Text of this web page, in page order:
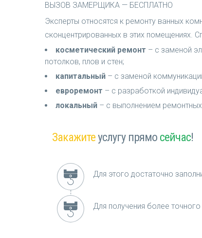
ВЫЗОВ ЗАМЕРЩИКА — БЕСПЛАТНО
Эксперты относятся к ремонту ванных
сконцентрированных в этих помещениях.
косметический ремонт – с заменой
потолков, плов и стен;
капитальный – с заменой
евроремонт – с разработкой
локальный – с выполнением
Закажитеуслугу прямо сейчас!
Для этого достаточно
Для получения более